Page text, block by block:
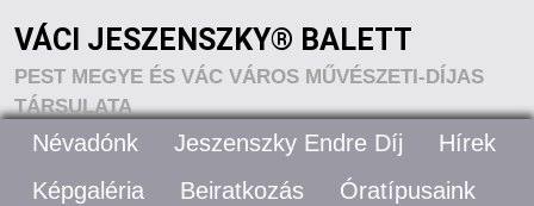
VÁCI JESZENSZKY® BALETT
PEST MEGYE ÉS VÁC VÁROS MŰVÉSZETI-DÍJAS
TÁRSULATA
VÁCI JESZENSZKY® BALETT – RÓLUNK
Névadónk Jeszenszky Endre Díj
Hírek
Képgaléria
Beiratkozás
Óratípusaink